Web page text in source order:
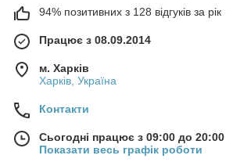
94% позитивних з 128 відгуків за рік
Працює з 08.09.2014
м. Харків
Харків, Україна
Контакти
Сьогодні працює з 09:00 до 20:00
Показати весь графік роботи